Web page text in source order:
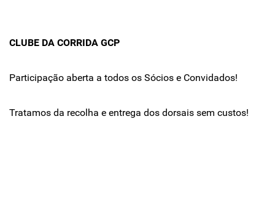
CLUBE DA CORRIDA GCP
Participação aberta a todos os Sócios e Convidados!
Tratamos da recolha e entrega dos dorsais sem custos!